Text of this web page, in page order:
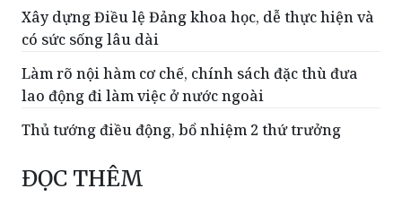
Xây dựng Điều lệ Đảng khoa học, dễ thực hiện và
có sức sống lâu dài
Làm rõ nội hàm cơ chế, chính sách đặc thù đưa
lao động đi làm việc ở nước ngoài
Thủ tướng điều động, bổ nhiệm 2 thứ trưởng
ĐỌC THÊM